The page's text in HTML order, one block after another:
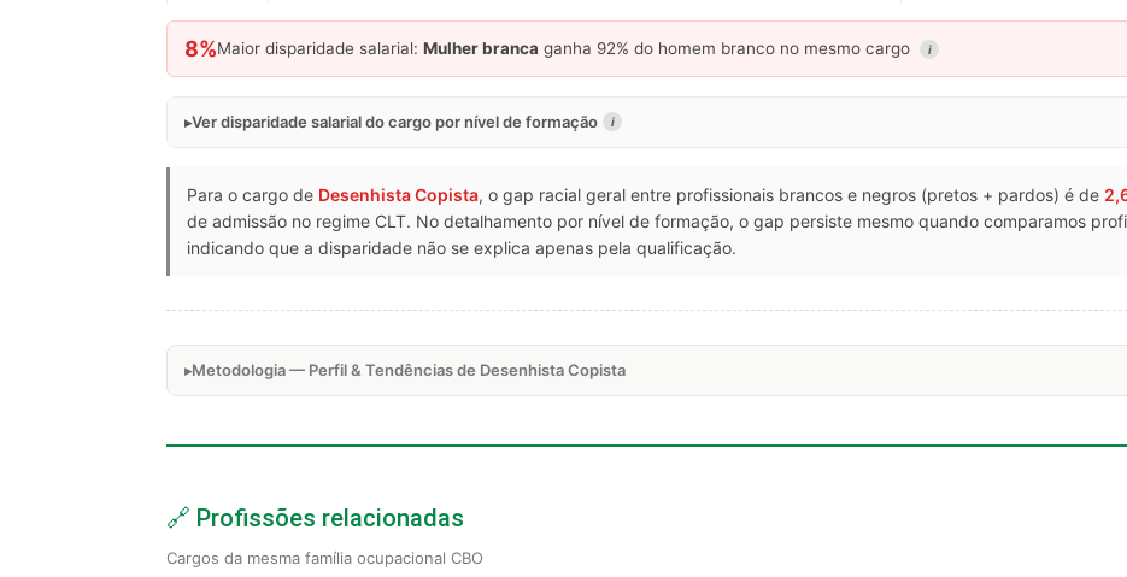
8%Maior disparidade salarial: Mulher branca ganha 92% do homem branco no mesmo cargo i
Ver disparidade salarial do cargo por nível de formação i
Para o cargo de Desenhista Copista, o gap racial geral entre profissionais brancos e negros (pretos + pardos) é de
de admissão no regime CLT. No detalhamento por nível de formação, o gap persiste mesmo quando comparamos
indicando que a disparidade não se explica apenas pela qualificação.
Metodologia — Perfil & Tendências de Desenhista Copista
🔗 Profissões relacionadas
Cargos da mesma família ocupacional CBO